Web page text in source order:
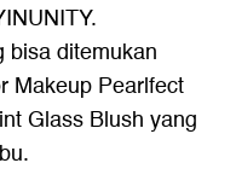
bisa ditemukan
Makeup Pearlfect
Glass Blush yang